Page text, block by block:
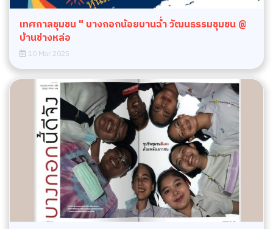
เทศกาลชุมชน " บางกอกน้อยบานฉ่ำ วัฒนธรรมชุมชน @
บ้านช่างหล่อ
10 Mar 2025